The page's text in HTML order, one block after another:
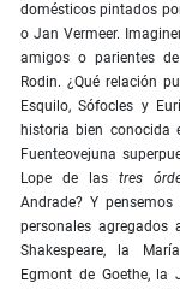
domésticos pintados
o Jan Vermeer.
amigos o parientes
Rodin. ¿Qué relación
Esquilo, Sófocles y
historia bien conocida
Fuenteovejuna
Lope de las tres
Andrade? Y
personales
Shakespeare, la
Egmont de Goethe, la